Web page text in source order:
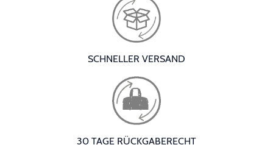
SCHNELLER VERSAND
30 TAGE RÜCKGABERECHT